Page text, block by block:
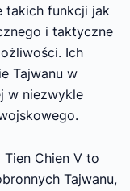
takich funkcji jak
i taktyczne
Ich
Tajwanu w
w niezwykle
Chien V to
Tajwanu,